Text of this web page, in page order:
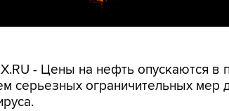
- Цены на нефть опускаются в
серьезных ограничительных мер